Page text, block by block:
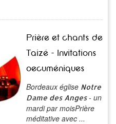
Prière et chants de
Taizé - Invitations
oecuméniques
Bordeaux église Notre
Dame des Anges- un
mardi par moisPrière
méditative avec ...